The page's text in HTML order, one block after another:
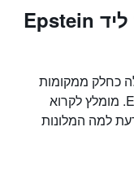
המלונות המדורגים ביותר ליד Epstein
כחלק ממקומות
הלינה הטובים ביותר ליד Epstein Theatre. מומלץ לקרוא
למה המלונות